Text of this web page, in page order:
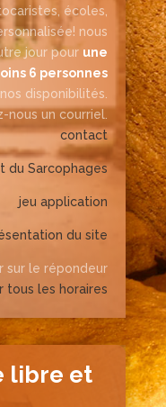
écoles,
nous
jour pour une
6 personnes
disponibilités.
nous un courriel.
contact
du Sarcophages
jeu application
du site
sur le répondeur
tous les horaires
libre et